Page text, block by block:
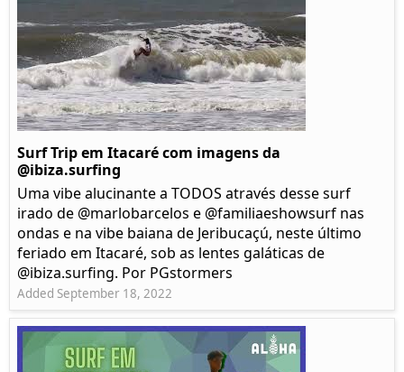
Surf Trip em Itacaré com imagens da
@ibiza.surfing
Uma vibe alucinante a TODOS através desse surf
irado de @marlobarcelos e @familiaeshowsurf nas
ondas e na vibe baiana de Jeribucaçú, neste último
feriado em Itacaré, sob as lentes galáticas de
@ibiza.surfing. Por PGstormers
Added September 18, 2022